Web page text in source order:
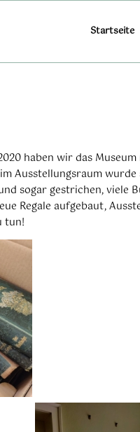
Startseite
haben wir das
Ausstellungsraum wurde
sogar gestrichen, viele
Regale aufgebaut,
tun!